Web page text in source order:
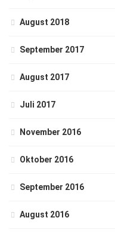
August 2018
September 2017
August 2017
Juli 2017
November 2016
Oktober 2016
September 2016
August 2016